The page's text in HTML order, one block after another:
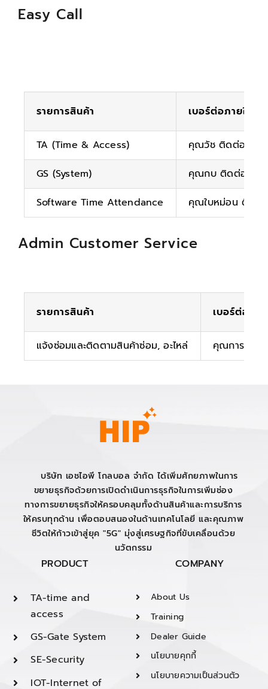
Easy Call
รายการสินค้า เบอร์ต่อภายใน
TA (Time & Access)
คุณวัช ติดต่อ
GS (System)
คุณกบ ติดต่อ
Software Time Attendance
คุณใบหม่อน ติดต่
Admin Customer Service
รายการสินค้า เบอร์ต่อภาย
แจ้งซ่อมและติดตามสินค้าซ่อม, อะไหล่ คุณการต์
บริษัท เอชไอพี โกลบอล จำกัด ได้เพิ่มศักยภาพในการ
ขยายธุรกิจด้วยการเปิดดำเนินการธุรกิจในการเพิ่มช่อง
ทางการขยายธุรกิจให้ครอบคลุมทั้งด้านสินค้าและการบริการ
ให้ครบทุกด้าน เพื่อตอบสนองในด้านเทคโนโลยี และคุณภาพ
ชีวิตให้ก้าวเข้าสู่ยุค "5G" มุ่งสู่เศรษฐกิจที่ขับเคลื่อนด้วย
นวัตกรรม
PRODUCT
TA-time and
access
GS-Gate System
SE-Security
IOT-Internet of
COMPANY
About Us
Training
Dealer Guide
นโยบายคุกกี้
นโยบายความเป็นส่วนตัว